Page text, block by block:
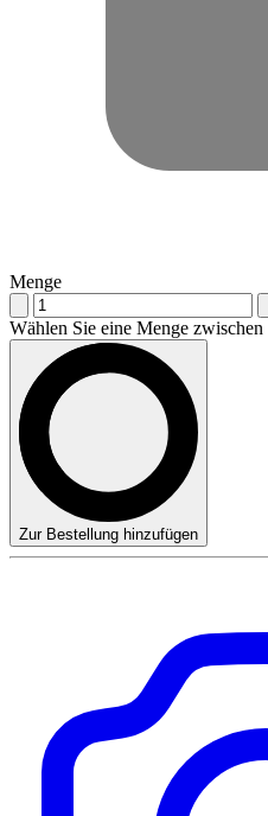
Menge
Wählen Sie eine Menge
Zur Bestellung hinzufügen